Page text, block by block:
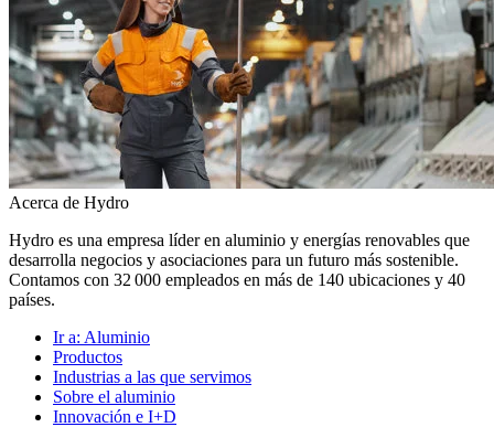
Acerca de Hydro
Hydro es una empresa líder en aluminio y energías renovables que
desarrolla negocios y asociaciones para un futuro más sostenible.
Contamos con 32 000 empleados en más de 140 ubicaciones y 40
países.
Ir a: Aluminio
Productos
Industrias a las que servimos
Sobre el aluminio
Innovación e I+D